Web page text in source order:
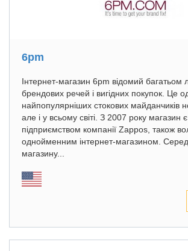
6pm
Інтернет-магазин 6pm відомий багатьом
брендових речей і вигідних покупок. Це
найпопулярніших стокових майданчиків
але і у всьому світі. З 2007 року магазин є
підприємством компанії Zappos, також
однойменним інтернет-магазином.
магазину...